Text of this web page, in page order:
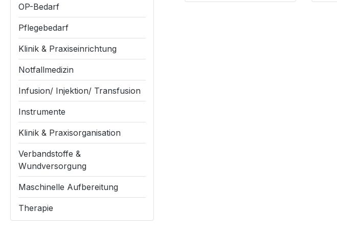
OP-Bedarf
Pflegebedarf
Klinik & Praxiseinrichtung
Notfallmedizin
Infusion/ Injektion/ Transfusion
Instrumente
Klinik & Praxisorganisation
Verbandstoffe &
Wundversorgung
Maschinelle Aufbereitung
Therapie